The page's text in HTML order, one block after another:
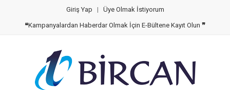
Giriş Yap | Üye Olmak İstiyorum
❝Kampanyalardan Haberdar Olmak İçin E-Bültene Kayıt Olun ❞